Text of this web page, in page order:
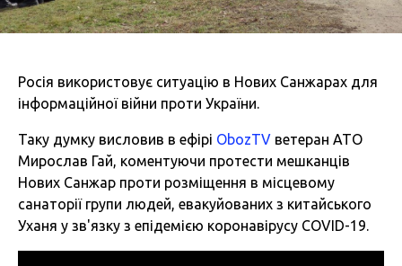
Росія використовує ситуацію в Нових Санжарах для
інформаційної війни проти України.
Таку думку висловив в ефірі ObozTV ветеран АТО
Мирослав Гай, коментуючи протести мешканців
Нових Санжар проти розміщення в місцевому
санаторії групи людей, евакуйованих з китайського
Уханя у зв'язку з епідемією коронавірусу COVID-19.